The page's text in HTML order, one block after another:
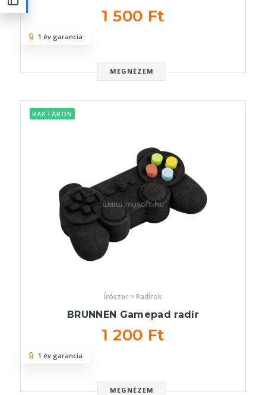
1 500 Ft
MEGNÉZEM
1 év garancia
RAKTÁRON
Írószer > Radírok
BRUNNEN Gamepad radír
1 200 Ft
MEGNÉZEM
1 év garancia